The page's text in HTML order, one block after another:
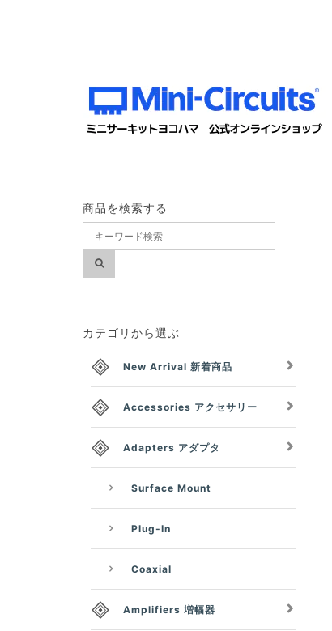
商品を検索する
カテゴリから選ぶ
New Arrival 新着商品
Accessories アクセサリー
Adapters アダプタ
Surface Mount
Plug-In
Coaxial
Amplifiers 増幅器